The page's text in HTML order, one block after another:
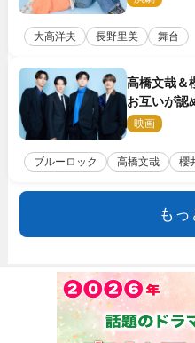
大高洋夫 長野里美 舞台
高橋文哉＆
お互いが認
ク』で築い
映画
ブルーロック 高橋文哉 櫻
もっ